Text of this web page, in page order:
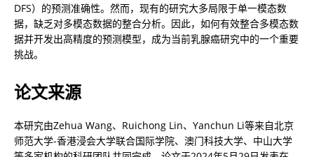
DFS）的预测准确性。然而，现有的研究大多局限于单一模态数
据，缺乏对多模态数据的整合分析。因此，如何有效整合多模态数
据并开发出高精度的预测模型，成为当前乳腺癌研究中的一个重要
挑战。
论文来源
本研究由Zehua Wang、Ruichong Lin、Yanchun Li等来自北京
师范大学-香港浸会大学联合国际学院、澳门科技大学、中山大学